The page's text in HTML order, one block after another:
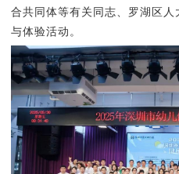
合共同体等有关同志、罗湖区
与体验活动。